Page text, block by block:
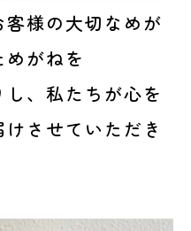
様の大切なめが
がねを
、私たちが心を
させていただき